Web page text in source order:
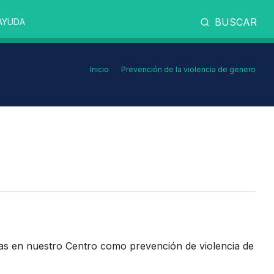
BUSCAR
Inicio Prevención de la violencia de genero
en nuestro Centro como prevención de violencia de